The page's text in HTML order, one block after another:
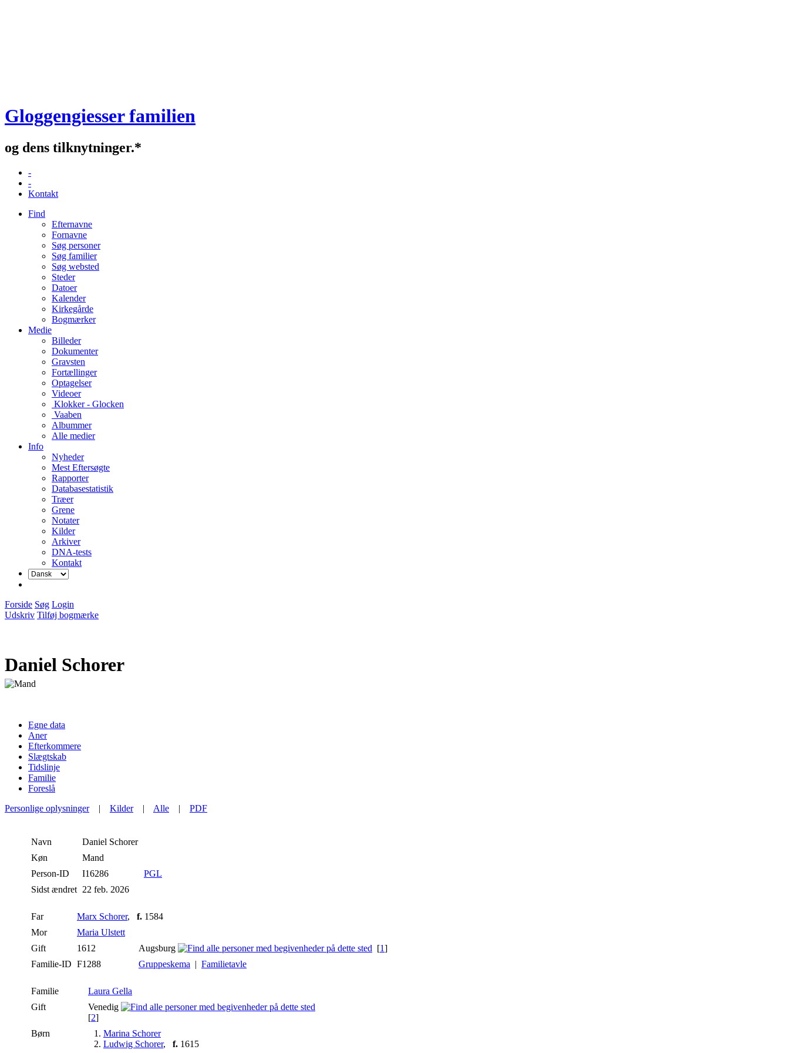
Gloggengiesser familien
og dens tilknytninger.*
-
-
Kontakt
Find
Efternavne
Fornavne
Søg personer
Søg familier
Søg websted
Steder
Datoer
Kalender
Kirkegårde
Bogmærker
Medie
Billeder
Dokumenter
Gravsten
Fortællinger
Optagelser
Videoer
Klokker - Glocken
Vaaben
Albummer
Alle medier
Info
Nyheder
Mest Eftersøgte
Rapporter
Databasestatistik
Træer
Grene
Notater
Kilder
Arkiver
DNA-tests
Kontakt
Forside Søg Login
Udskriv Tilføj bogmærke
Daniel Schorer
Egne data
Aner
Efterkommere
Slægtskab
Tidslinje
Familie
Foreslå
Personlige oplysninger| Kilder| Alle | PDF
Navn Daniel Schorer
Køn
Mand
Person-ID
I16286
PGL
Sidst ændret 22 feb. 2026
Far Marx Schorer, f. 1584
Mor
Maria Ulstett
Gift
1612 Augsburg [1]
Familie-ID F1288 Gruppeskema | Familietavle
Familie
Laura Gella
Gift
Venedig
[2]
Børn
1. Marina Schorer
2. Ludwig Schorer, f. 1615